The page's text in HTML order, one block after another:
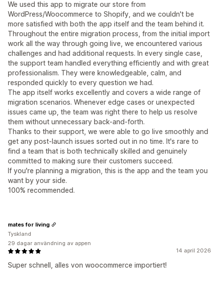
We used this app to migrate our store from
WordPress/Woocommerce to Shopify, and we couldn't be
more satisfied with both the app itself and the team behind it.
Throughout the entire migration process, from the initial import
work all the way through going live, we encountered various
challenges and had additional requests. In every single case,
the support team handled everything efficiently and with great
professionalism. They were knowledgeable, calm, and
responded quickly to every question we had.
The app itself works excellently and covers a wide range of
migration scenarios. Whenever edge cases or unexpected
issues came up, the team was right there to help us resolve
them without unnecessary back-and-forth.
Thanks to their support, we were able to go live smoothly and
get any post-launch issues sorted out in no time. It's rare to
find a team that is both technically skilled and genuinely
committed to making sure their customers succeed.
If you're planning a migration, this is the app and the team you
want by your side.
100% recommended.
14 april 2026
Super schnell, alles von woocommerce importiert!
mates for living
Tyskland
29 dagar användning av appen